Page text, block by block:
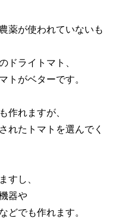
薬が使われていないも
ドライトマト、
トがベターです。
作れますが、
れたトマトを選んでく
すし、
器や
どでも作れます。